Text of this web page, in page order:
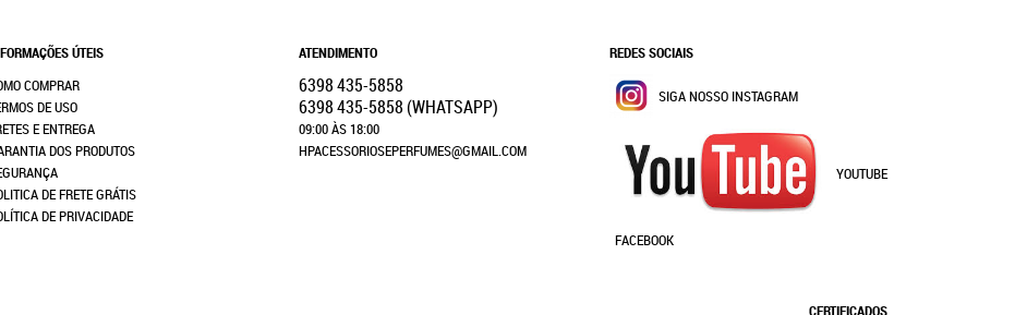
ÚTEIS
COMPRAR
DE USO
E ENTREGA
DOS PRODUTOS
DE FRETE GRÁTIS
DE PRIVACIDADE
ATENDIMENTO
6398435-5858
6398435-5858 (WHATSAPP)
09:00 ÀS 18:00
HPACESSORIOSEPERFUMES@GMAIL.COM
REDES SOCIAIS
SIGA NOSSO INSTAGRAM
YOUTUBE
FACEBOOK
CERTIFICADOS